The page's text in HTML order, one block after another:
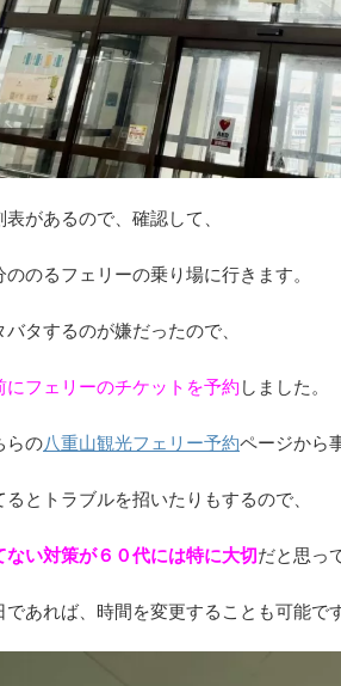
表があるので、確認して、
ののるフェリーの乗り場に行きます。
バタするのが嫌だったので、
にフェリーのチケットを予約 しました。
らの八重山観光フェリー予約ページから
るとトラブルを招いたりもするので、
ない対策が６０代には特に大切だと思っ
であれば、時間を変更することも可能